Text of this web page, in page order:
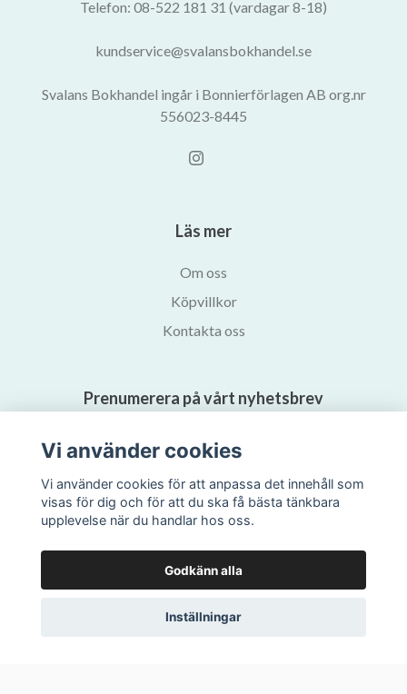
Telefon: 08-522 181 31 (vardagar 8-18)
kundservice@svalansbokhandel.se
Svalans Bokhandel ingår i Bonnierförlagen AB org.nr
556023-8445
Läs mer
Om oss
Köpvillkor
Kontakta oss
Prenumerera på vårt nyhetsbrev
Vi använder cookies
Vi använder cookies för att anpassa det innehåll som
visas för dig och för att du ska få bästa tänkbara
upplevelse när du handlar hos oss.
Godkänn alla
Inställningar